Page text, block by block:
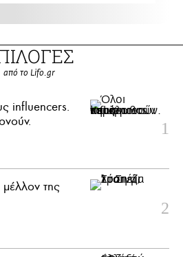
από το Lifo.gr
influencers.
της